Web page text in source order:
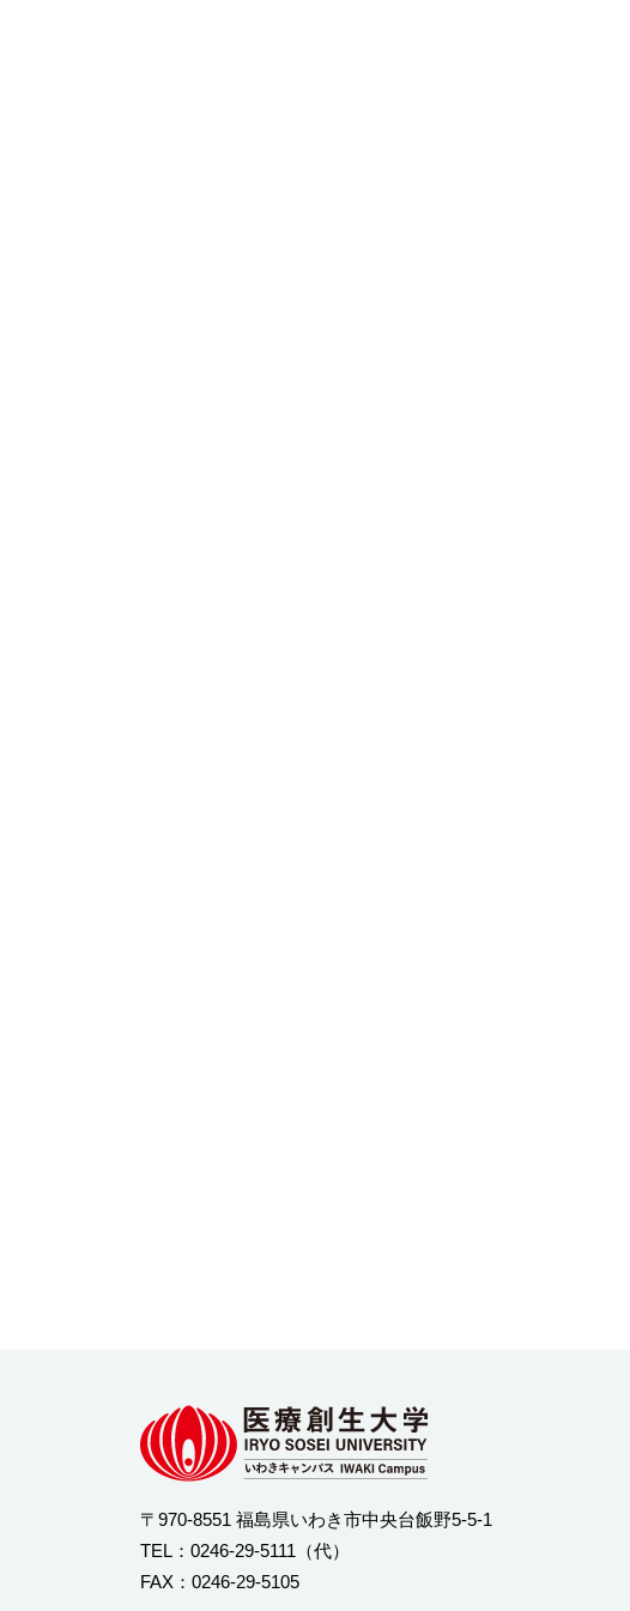
〒970-8551 福島県いわき市中央台飯野5-5-1
TEL： 0246-29-5111 （代）
FAX：0246-29-5105